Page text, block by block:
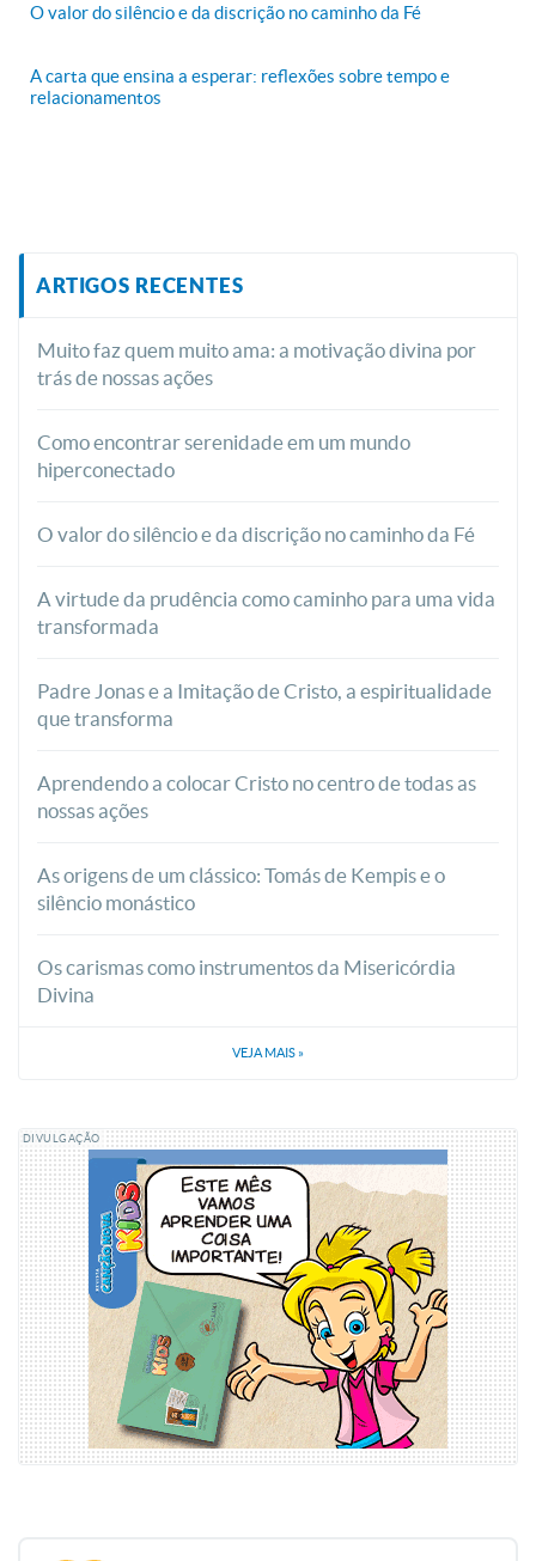
O valor do silêncio e da discrição no caminho da Fé
A carta que ensina a esperar: reflexões sobre tempo e
relacionamentos
ARTIGOS RECENTES
Muito faz quem muito ama: a motivação divina por
trás de nossas ações
Como encontrar serenidade em um mundo
hiperconectado
O valor do silêncio e da discrição no caminho da Fé
A virtude da prudência como caminho para uma vida
transformada
Padre Jonas e a Imitação de Cristo, a espiritualidade
que transforma
Aprendendo a colocar Cristo no centro de todas as
nossas ações
As origens de um clássico: Tomás de Kempis e o
silêncio monástico
Os carismas como instrumentos da Misericórdia
Divina
VEJA MAIS »
DIVULGAÇÃO